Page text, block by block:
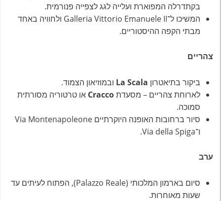
בקתדרלה המפוארת ועלייה לגג לצפייה פנורמית.
המשיכו ל־Galleria Vittorio Emanuele II ולחוויה באחד
מבתי הקפה ההיסטוריים.
צהריים
ביקור בתיאטרון La Scala ובמוזיאון הצמוד.
לארוחת צהריים – מסעדתCracco או טרטוריה מסורתית
סמוכה.
סיור ברחובות האופנה היוקרתיים Via Montenapoleone
ו־Via della Spiga.
ערב
סיום בארמון המלכותי (Palazzo Reale), הפתוח לעיתים עד
שעות מאוחרות.